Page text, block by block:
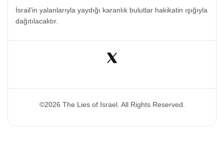
İsrail’in yalanlarıyla yaydığı karanlık bulutlar hakikatin ışığıyla
dağıtılacaktır.
©2026 The Lies of Israel. All Rights Reserved.